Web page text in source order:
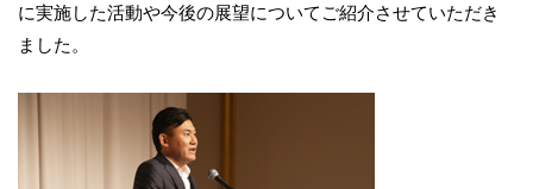
に実施した活動や今後の展望についてご紹介させていただき
ました。